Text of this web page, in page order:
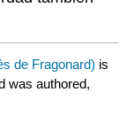
de Fragonard) is
was authored,